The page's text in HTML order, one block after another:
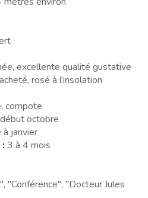
excellente qualité gustative
rosé à l'insolation
compote
octobre
janvier
3 à 4 mois
"Conférence", "Docteur Jules